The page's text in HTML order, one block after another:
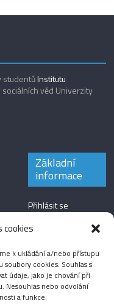
cookies
k ukládání a/nebo přístupu
cookies. Souhlas s
údaje, jako je chování při
Nesouhlas nebo odvolání
a funkce.
studentůInstitutu
sociálních věd Univerzity
Základní
informace
Přihlásit se
Zdroj kanálů
Kanál komentářů
Česká lokalizace